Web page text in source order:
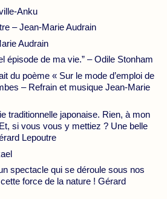
Anku
– Jean-Marie Audrain
Audrain
épisode de ma vie.” – Odile Stonham
du poème « Sur le mode d’emploi de
– Refrain et musique Jean-Marie
traditionnelle japonaise. Rien, à mon
si vous vous y mettiez ? Une belle
Lepoutre
spectacle qui se déroule sous nos
force de la nature ! Gérard